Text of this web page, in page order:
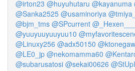
@irton23 @huyuhutaru @kayanuma
@Sanka2525 @usaminoriya @tmiya_
@bjm_tms @SPcurrent @_Hexen___
@yuuyuuyuuyuu10
@Linuxy256 @adx50150 @ktonegaw
@LE0_jp @nekomamma60
@subarusatosi @sekai00626